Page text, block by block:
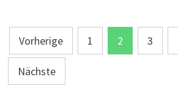
Seitennummerierung
der
Beiträge
Vorherige 1 2 3
Nächste